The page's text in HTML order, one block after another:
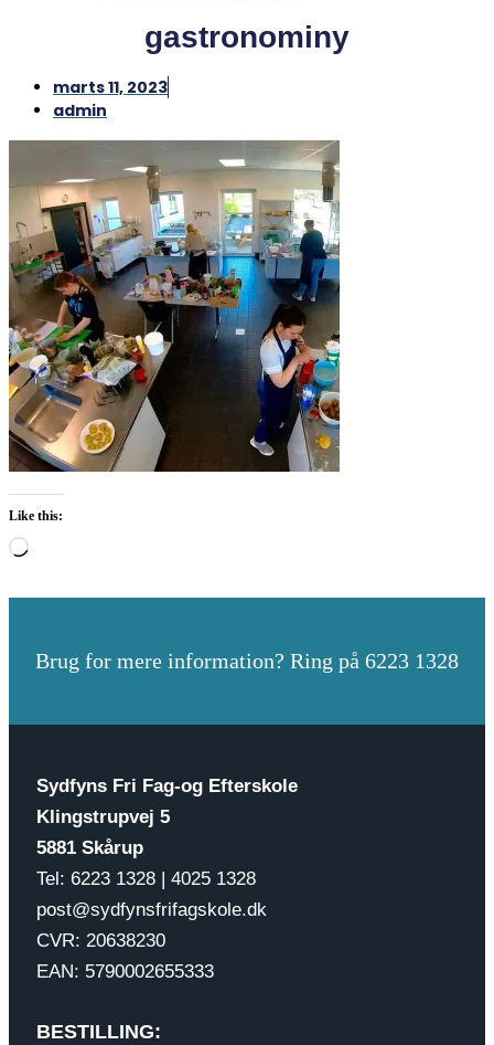
gastronominy
marts 11, 2023
admin
Like this:
Loading…
Brug for mere information? Ring på 6223 1328
Sydfyns Fri Fag-og Efterskole
Klingstrupvej 5
5881 Skårup
Tel: 6223 1328 | 4025 1328
post@sydfynsfrifagskole.dk
CVR: 20638230
EAN: 5790002655333
BESTILLING: